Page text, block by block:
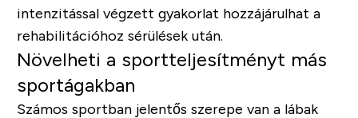
intenzitással végzett gyakorlat hozzájárulhat a
rehabilitációhoz sérülések után.
Növelheti a sportteljesítményt más
sportágakban
Számos sportban jelentős szerepe van a lábak